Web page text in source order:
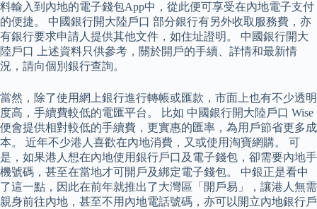
料輸入到內地的電子錢包App中，從此便可享受在內地電子支付
的便捷。 中國銀行開大陸戶口 部分銀行有另外收取服務費，亦
有銀行要求申請人提供其他文件，如住址證明。 中國銀行開大
陸戶口 上述資料只供參考，關於開戶的手續、詳情和最新情
況，請向個別銀行查詢。
當然，除了使用網上銀行進行轉帳或匯款，市面上也有不少透明
度高，手續費較低的電匯平台。 比如 中國銀行開大陸戶口 Wise
便會提供相對較低的手續費，更實惠的匯率，為用戶節省更多成
本。 近年不少港人喜歡在內地消費，又或使用淘寶網購。 可
是，如果港人想在內地使用銀行戶口及電子錢包，卻需要內地手
機號碼，甚至在當地才可開戶及綁定電子錢包。 中銀正是看中
了這一點，因此在前年就推出了大灣區「開戶易」，讓港人無需
親身前往內地，甚至不用內地電話號碼，亦可以開立內地銀行戶